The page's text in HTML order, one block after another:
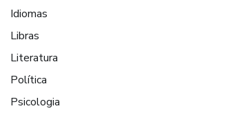
Idiomas
Libras
Literatura
Política
Psicologia